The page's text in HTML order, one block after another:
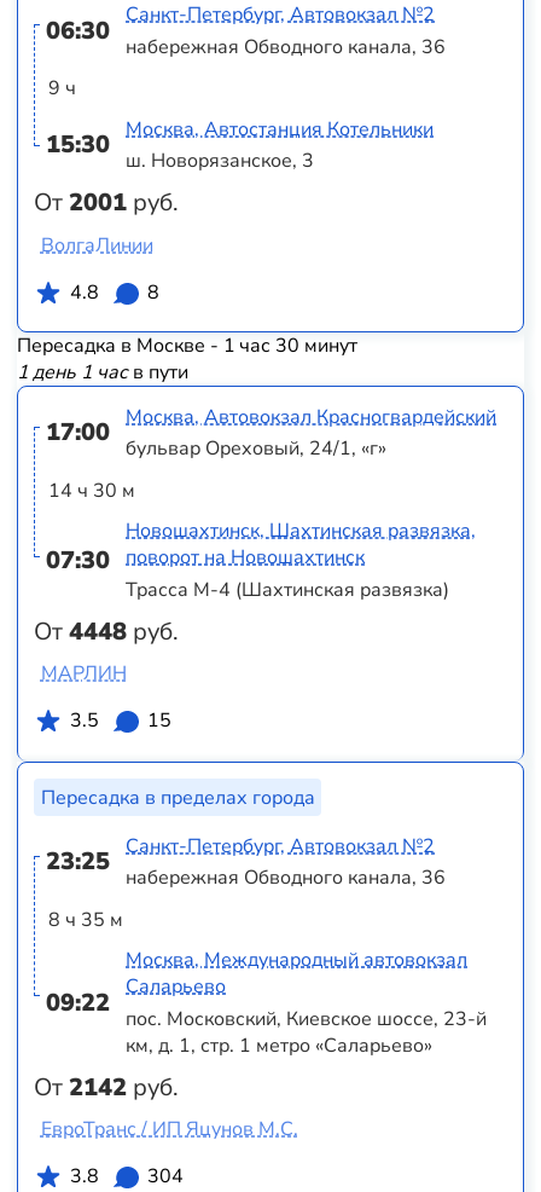
06:30
9 ч
15:30
От2001 руб.
Санкт-Петербург, Автовокзал №2
набережная Обводного канала, 36
Москва, Автостанция Котельники
ш. Новорязанское, 3
ВолгаЛинии
4.8
8
Пересадка в Москве - 1 час 30 минут
1 день 1 часв пути
17:00
14 ч 30 м
07:30
От4448 руб.
Москва, Автовокзал Красногвардейский
бульвар Ореховый, 24/1, «г»
Новошахтинск, Шахтинская развязка,
поворот на Новошахтинск
Трасса М-4 (Шахтинская развязка)
МАРЛИН
3.5
15
Пересадка в пределах города
23:25
8 ч 35 м
09:22
От2142 руб.
Санкт-Петербург, Автовокзал №2
набережная Обводного канала, 36
Москва, Международный автовокзал
Саларьево
пос. Московский, Киевское шоссе, 23-й
км, д. 1, стр. 1 метро «Саларьево»
ЕвроТранс / ИП Яцунов М.С.
3.8
304